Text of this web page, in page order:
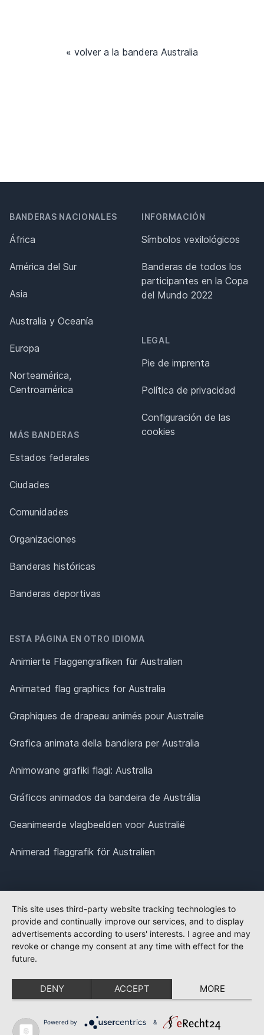
« volver a la bandera Australia
BANDERAS NACIONALES
África
América del Sur
Asia
Australia y Oceanía
Europa
Norteamérica,
Centroamérica
MÁS BANDERAS
Estados federales
Ciudades
Comunidades
Organizaciones
Banderas históricas
Banderas deportivas
INFORMACIÓN
Símbolos vexilológicos
Banderas de todos los
participantes en la Copa
del Mundo 2022
LEGAL
Pie de imprenta
Política de privacidad
Configuración de las
cookies
ESTA PÁGINA EN OTRO IDIOMA
Animierte Flaggengrafiken für Australien
Animated flag graphics for Australia
Graphiques de drapeau animés pour Australie
Grafica animata della bandiera per Australia
Animowane grafiki flagi: Australia
Gráficos animados da bandeira de Austrália
Geanimeerde vlagbeelden voor Australië
Animerad flaggrafik för Australien
This site uses third-party website tracking technologies to
provide and continually improve our services, and to display
advertisements according to users' interests. I agree and may
revoke or change my consent at any time with effect for the
future.
DENY ACCEPT MORE
Powered by &